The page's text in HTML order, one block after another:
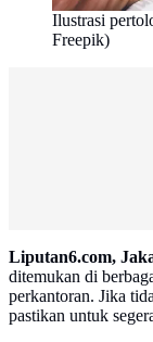
Ilustrasi
Freepik)
Liputan6.com,
ditemukan di
perkantoran. Jika
pastikan untuk